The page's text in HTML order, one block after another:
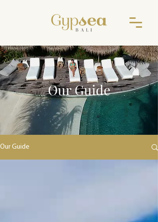
Our Guide
Our Guide